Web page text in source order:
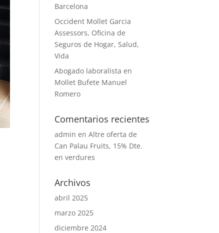
Barcelona
Occident Mollet Garcia
Assessors, Oficina de
Seguros de Hogar, Salud,
Vida
Abogado laboralista en
Mollet Bufete Manuel
Romero
Comentarios recientes
admin enAltre oferta de
Can Palau Fruits, 15% Dte.
en verdures
Archivos
abril 2025
marzo 2025
diciembre 2024